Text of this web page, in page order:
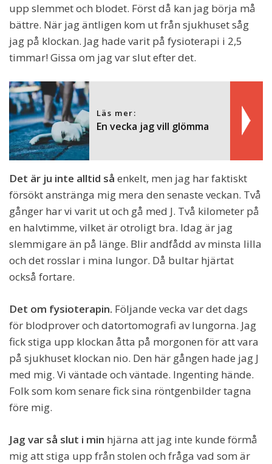
upp slemmet och blodet. Först då kan jag börja må
bättre. När jag äntligen kom ut från sjukhuset såg
jag på klockan. Jag hade varit på fysioterapi i 2,5
timmar! Gissa om jag var slut efter det.
Läs mer:
En vecka jag vill glömma
Det är ju inte alltid så enkelt, men jag har faktiskt
försökt anstränga mig mera den senaste veckan. Två
gånger har vi varit ut och gå med J. Två kilometer på
en halvtimme, vilket är otroligt bra. Idag är jag
slemmigare än på länge. Blir andfådd av minsta lilla
och det rosslar i mina lungor. Då bultar hjärtat
också fortare.
Det om fysioterapin. Följande vecka var det dags
för blodprover och datortomografi av lungorna. Jag
fick stiga upp klockan åtta på morgonen för att vara
på sjukhuset klockan nio. Den här gången hade jag J
med mig. Vi väntade och väntade. Ingenting hände.
Folk som kom senare fick sina röntgenbilder tagna
före mig.
Jag var så slut i min hjärna att jag inte kunde förmå
mig att stiga upp från stolen och fråga vad som är